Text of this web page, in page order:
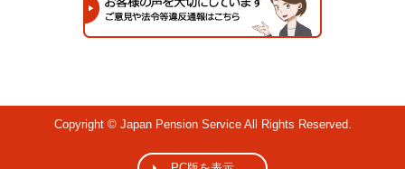
Copyright © Japan Pension Service All Rights Reserved.